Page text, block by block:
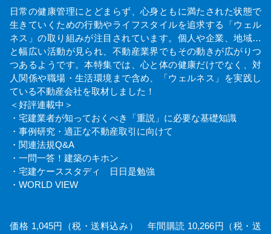
日常の健康管理にとどまらず、心身ともに満たされた状態で
生きていくための行動やライフスタイルを追求する「ウェル
ネス」の取り組みが注目されています。個人や企業、地域…
と幅広い活動が見られ、不動産業界でもその動きが広がりつ
つあるようです。本特集では、心と体の健康だけでなく、対
人関係や職場・生活環境まで含め、「ウェルネス」を実践し
ている不動産会社を取材しました！
＜好評連載中＞
・宅建業者が知っておくべき「重説」に必要な基礎知識
・事例研究・適正な不動産取引に向けて
・関連法規Q&A
・一問一答！建築のキホン
・宅建ケーススタディ 日日是勉強
・WORLD VIEW
価格 1,045円（税・送料込み） 年間購読 10,266円（税・送